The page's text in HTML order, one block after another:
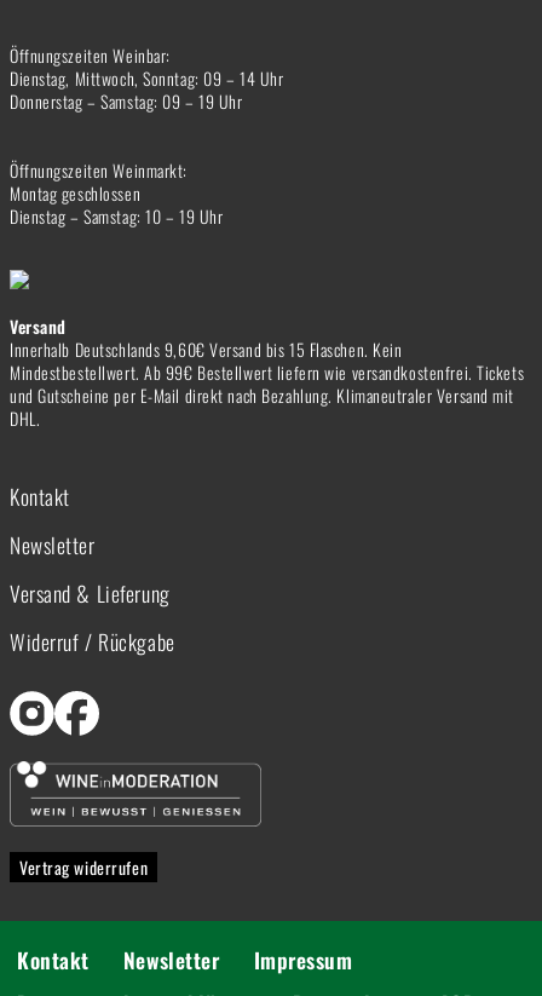
Öffnungszeiten Weinbar:
Dienstag, Mittwoch, Sonntag: 09 – 14 Uhr
Donnerstag – Samstag: 09 – 19 Uhr
Öffnungszeiten Weinmarkt:
Montag geschlossen
Dienstag – Samstag: 10 – 19 Uhr
Versand
Innerhalb Deutschlands 9,60€ Versand bis 15 Flaschen. Kein
Mindestbestellwert. Ab 99€ Bestellwert liefern wie versandkostenfrei. Tickets
und Gutscheine per E-Mail direkt nach Bezahlung. Klimaneutraler Versand mit
DHL.
Kontakt
Newsletter
Versand & Lieferung
Widerruf / Rückgabe
Vertrag widerrufen
Kontakt Newsletter
Impressum